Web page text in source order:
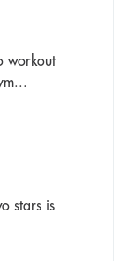
workout
stars is